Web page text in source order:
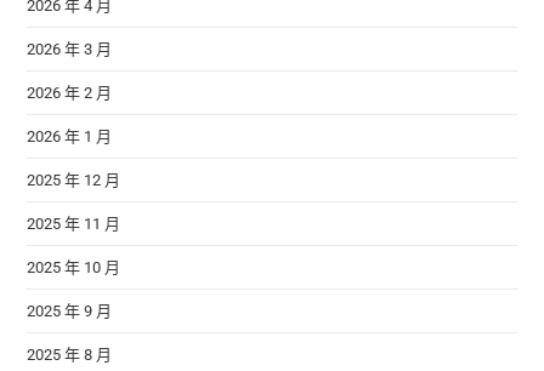
2026 年 4 月
2026 年 3 月
2026 年 2 月
2026 年 1 月
2025 年 12 月
2025 年 11 月
2025 年 10 月
2025 年 9 月
2025 年 8 月